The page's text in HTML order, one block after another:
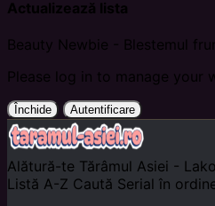
Actualizează lista
Beauty Newbie - Blestemul
Please log in to manage your
Închide Autentificare
Alătură-te Tărâmul Asiei -
Listă A-Z Caută Serial în